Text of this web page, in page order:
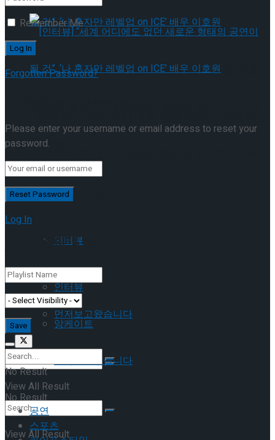
[인터뷰] “세계 어디에도 없던 새로운 형태의
이호원
Trending Tags
인터뷰
앙케이트
먼저보고왔습니다
No Result
View All Result
이호원
Trending Tags
인터뷰
앙케이트
먼저보고왔습니다
Remember Me
Forgotten Password?
Please enter your username or email address to reset your
password.
Log In
Add New Playlist
No Result
View All Result
공연
스포츠